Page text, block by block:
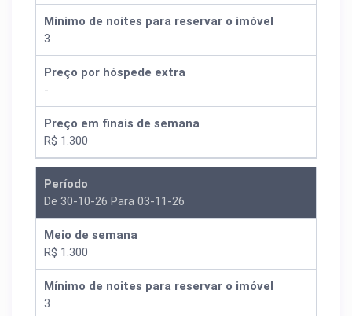
Mínimo de noites para reservar o imóvel
3
Preço por hóspede extra
-
Preço em finais de semana
R$ 1.300
Período
De 30-10-26 Para 03-11-26
Meio de semana
R$ 1.300
Mínimo de noites para reservar o imóvel
3